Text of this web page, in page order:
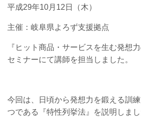
平成29年10月12日（木）
主催：岐阜県よろず支援拠点
『ヒット商品・サービスを生む発想
セミナーにて講師を担当しました。
今回は、日頃から発想力を鍛える訓
つである『特性列挙法』を説明しまし